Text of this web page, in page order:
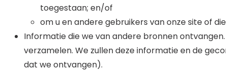
toegestaan; en/of
om u en andere gebruikers van onze site of
Informatie die we van andere bronnen
verzamelen. We zullen deze informatie en de
dat we ontvangen).